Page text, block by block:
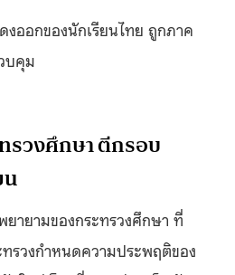
งออกของนักเรียนไทย ถูกภาค
บคุม
รวงศึกษา ตีกรอบ
ายามของกระทรวงศึกษา ที่
รวงกำหนดความประพฤติของ